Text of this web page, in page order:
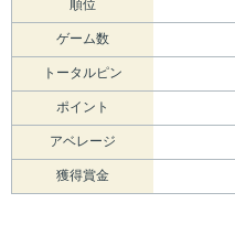
順位
ゲーム数
トータルピン
ポイント
アベレージ
獲得賞金